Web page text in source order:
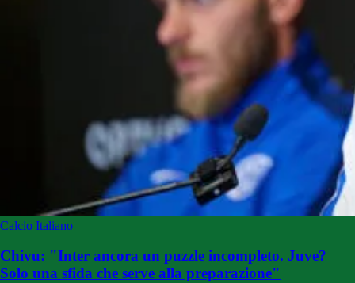
Calcio Italiano
Chivu: "Inter ancora un puzzle incompleto. Juve?
Solo una sfida che serve alla preparazione"